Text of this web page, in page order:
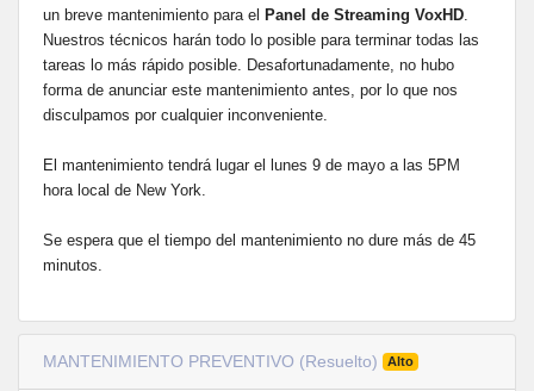
un breve mantenimiento para el Panel de Streaming VoxHD
Nuestros técnicos harán todo lo posible para terminar todas las
tareas lo más rápido posible. Desafortunadamente, no hubo
forma de anunciar este mantenimiento antes, por lo que nos
disculpamos por cualquier inconveniente.
El mantenimiento tendrá lugar el lunes 9 de mayo a las 5PM
hora local de New York.
Se espera que el tiempo del mantenimiento no dure más de 45
minutos.
MANTENIMIENTO PREVENTIVO (Resuelto) Alto